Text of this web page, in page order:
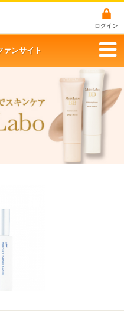
ログイン
ァンサイト